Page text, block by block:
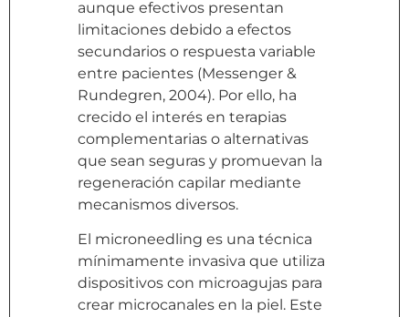
aunque efectivos presentan
limitaciones debido a efectos
secundarios o respuesta variable
entre pacientes (Messenger &
Rundegren, 2004). Por ello, ha
crecido el interés en terapias
complementarias o alternativas
que sean seguras y promuevan la
regeneración capilar mediante
mecanismos diversos.
El microneedling es una técnica
mínimamente invasiva que utiliza
dispositivos con microagujas para
crear microcanales en la piel. Este